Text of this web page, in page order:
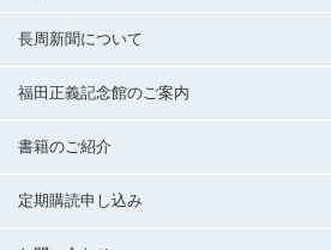
長周新聞について
福田正義記念館のご案内
書籍のご紹介
定期購読申し込み